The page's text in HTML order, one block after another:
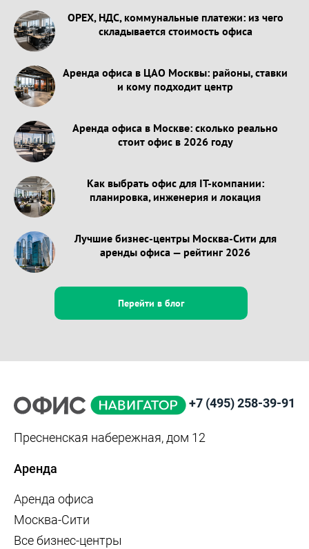
OPEX, НДС, коммунальные платежи: из чего
складывается стоимость офиса
Аренда офиса в ЦАО Москвы: районы, ставки
и кому подходит центр
Аренда офиса в Москве: сколько реально
стоит офис в 2026 году
Как выбрать офис для IT-компании:
планировка, инженерия и локация
Лучшие бизнес-центры Москва-Сити для
аренды офиса — рейтинг 2026
Перейти в блог
+7 (495) 258-39-91
Пресненская набережная, дом 12
Аренда
Аренда офиса
Москва-Сити
Все бизнес-центры